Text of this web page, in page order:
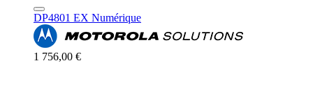
DP4801 EX Numérique
1 756,00 €